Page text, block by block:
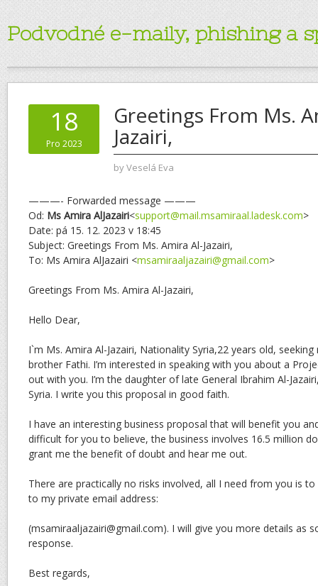
Podvodné e-maily, phishing a
18
Pro 2023
Greetings From Ms.
Jazairi,
byVeselá Eva
———- Forwarded message ———
Od: Ms Amira AlJazairi<support@mail.msamiraal.ladesk.com>
Date: pá 15. 12. 2023 v 18:45
Subject: Greetings From Ms. Amira Al-Jazairi,
To: Ms Amira AlJazairi <msamiraaljazairi@gmail.com>
Greetings From Ms. Amira Al-Jazairi,
Hello Dear,
I`m Ms. Amira Al-Jazairi, Nationality Syria,22 years old,
brother Fathi. I’m interested in speaking with you about a
out with you. I’m the daughter of late General Ibrahim Al-
Syria. I write you this proposal in good faith.
I have an interesting business proposal that will benefit you
difficult for you to believe, the business involves 16.5 million
grant me the benefit of doubt and hear me out.
There are practically no risks involved, all I need from you is
to my private email address:
(msamiraaljazairi@gmail.com). I will give you more details as
response.
Best regards,